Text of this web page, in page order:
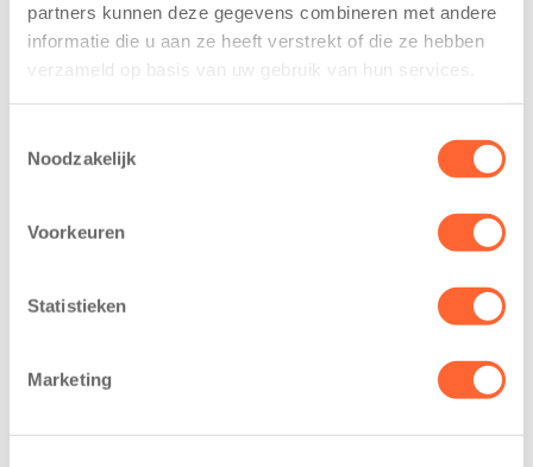
partners kunnen deze gegevens combineren met andere
informatie die u aan ze heeft verstrekt of die ze hebben
verzameld op basis van uw gebruik van hun services.
Noodzakelijk
Voorkeuren
Statistieken
Marketing
11 juni 2026
Leeuwarden –
heeft een
belangrijke stap
realisatie van een
kindcentrum in
Na…
13 mei 2026
De jongste
Noord-Nederland
Kinderopvang is
van…